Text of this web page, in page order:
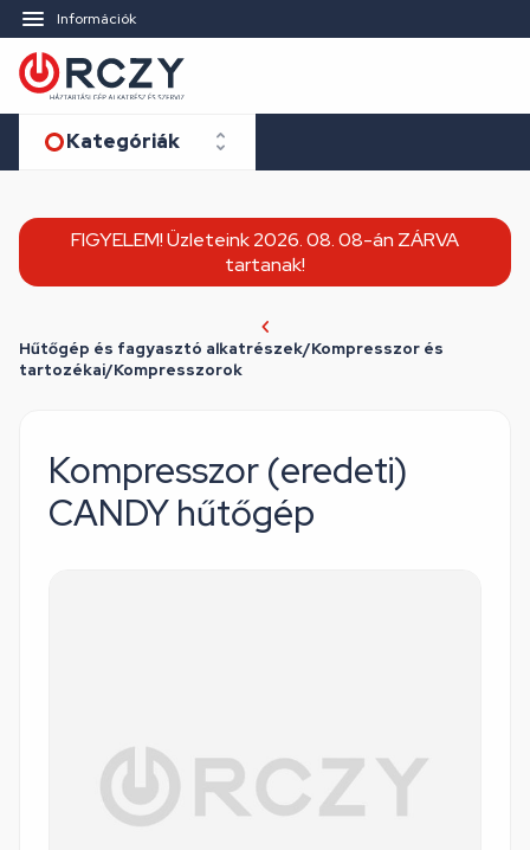
Információk
Kategóriák
FIGYELEM! Üzleteink 2026. 08. 08-án ZÁRVA
tartanak!
Hűtőgép és fagyasztó alkatrészek/Kompresszor és
tartozékai/Kompresszorok
Kompresszor (eredeti)
CANDY hűtőgép